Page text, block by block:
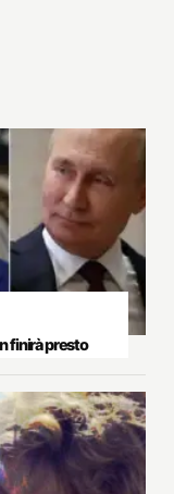
finirà presto